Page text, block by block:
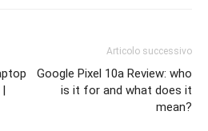
Articolo successivo
Google Pixel 10a Review: who
is it for and what does it
mean?